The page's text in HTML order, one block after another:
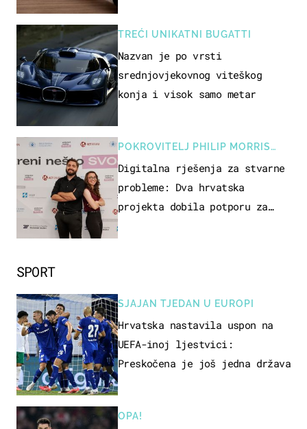
SPORT
SJAJAN TJEDAN U EUROPI
Hrvatska nastavila uspon na
UEFA-inoj ljestvici:
Preskočena je još jedna država
OPA!
TREĆI UNIKATNI BUGATTI
Nazvan je po vrsti
srednjovjekovnog viteškog
konja i visok samo metar
POKROVITELJ PHILIP MORRIS
ZAGREB
Digitalna rješenja za stvarne
probleme: Dva hrvatska
projekta dobila potporu za